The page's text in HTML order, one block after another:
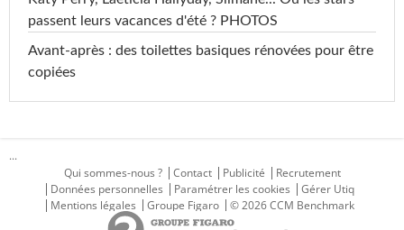
passent leurs vacances d'été ? PHOTOS
Avant-après : des toilettes basiques rénovées pour être
copiées
...
Qui sommes-nous ?
Contact Publicité
Recrutement
Données personnelles
Paramétrer les cookies
Gérer Utiq
Mentions légales
Groupe Figaro © 2026 CCM Benchmark